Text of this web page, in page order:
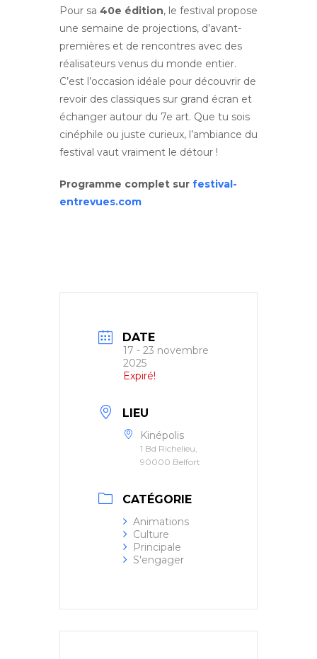
Pour sa 40e édition, le festival propose
une semaine de projections, d’avant-
premières et de rencontres avec des
réalisateurs venus du monde entier.
C’est l’occasion idéale pour découvrir de
revoir des classiques sur grand écran et
échanger autour du 7e art. Que tu sois
cinéphile ou juste curieux, l’ambiance du
festival vaut vraiment le détour !
Programme complet sur festival-
entrevues.com
DATE
17 - 23 novembre
2025
Expiré!
LIEU
Kinépolis
1 Bd Richelieu,
90000 Belfort
CATÉGORIE
Animations
Culture
Principale
S'engager